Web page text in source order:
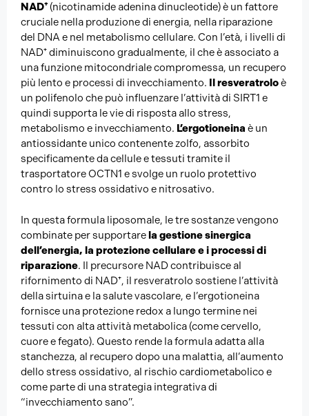
NAD⁺(nicotinamide adenina dinucleotide) è un fattore
cruciale nella produzione di energia, nella riparazione
del DNA e nel metabolismo cellulare. Con l’età, i livelli di
NAD⁺ diminuiscono gradualmente, il che è associato a
una funzione mitocondriale compromessa, un recupero
più lento e processi di invecchiamento. Il resveratroloè
un polifenolo che può influenzare l’attività di SIRT1 e
quindi supporta le vie di risposta allo stress,
metabolismo e invecchiamento. L’ergotioneina è un
antiossidante unico contenente zolfo, assorbito
specificamente da cellule e tessuti tramite il
trasportatore OCTN1 e svolge un ruolo protettivo
contro lo stress ossidativo e nitrosativo.
In questa formula liposomale, le tre sostanze vengono
combinate per supportarela gestione sinergica
dell’energia, la protezione cellulare e i processi di
riparazione. Il precursore NAD contribuisce al
rifornimento di NAD⁺, il resveratrolo sostiene l’attività
della sirtuina e la salute vascolare, e l’ergotioneina
fornisce una protezione redox a lungo termine nei
tessuti con alta attività metabolica (come cervello,
cuore e fegato). Questo rende la formula adatta alla
stanchezza, al recupero dopo una malattia, all’aumento
dello stress ossidativo, al rischio cardiometabolico e
come parte di una strategia integrativa di
“invecchiamento sano”.